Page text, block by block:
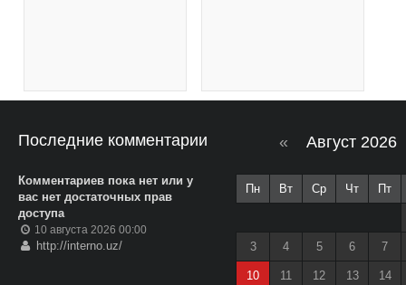
Последние комментарии
Комментариев пока нет или у
вас нет достаточных прав
доступа
10 августа 2026 00:00
http://interno.uz/
« Август
Пн Вт Ср Чт Пт
3 4 5 6 7
10 11 12 13 14